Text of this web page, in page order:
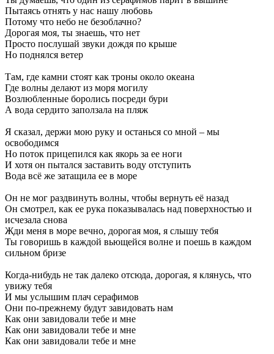
Пытаясь отнять у нас нашу любовь
Потому что небо не безоблачно?
Дорогая моя, ты знаешь, что нет
Просто послушай звуки дождя по крыше
Но поднялся ветер
Там, где камни стоят как троны около океана
Где волны делают из моря могилу
Возлюбленные боролись посреди бури
А вода сердито заползала на пляж
Я сказал, держи мою руку и останься со мной – мы
освободимся
Но поток прицепился как якорь за ее ноги
И хотя он пытался заставить воду отступить
Вода всё же затащила ее в море
Он не мог раздвинуть волны, чтобы вернуть её назад
Он смотрел, как ее рука показывалась над поверхностью и
исчезала снова
Жди меня в море вечно, дорогая моя, я слышу тебя
Ты говоришь в каждой вьющейся волне и поешь в каждом
сильном бризе
Когда-нибудь не так далеко отсюда, дорогая, я клянусь, что
увижу тебя
И мы услышим плач серафимов
Они по-прежнему будут завидовать нам
Как они завидовали тебе и мне
Как они завидовали тебе и мне
Как они завидовали тебе и мне